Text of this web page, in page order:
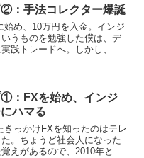
ずつ増えてきています。べ
りがとうござ...
②：手法コレクター爆誕
始め、10万円を入金。インジ
うものを勉強した僕は、デ
践トレードへ。しかし、イ
たのであっ...
①：FXを始め、インジ
ハマる
きっかけFXを知ったのはテレ
。ちょうど社会人になった
えがあるので、2010年とか